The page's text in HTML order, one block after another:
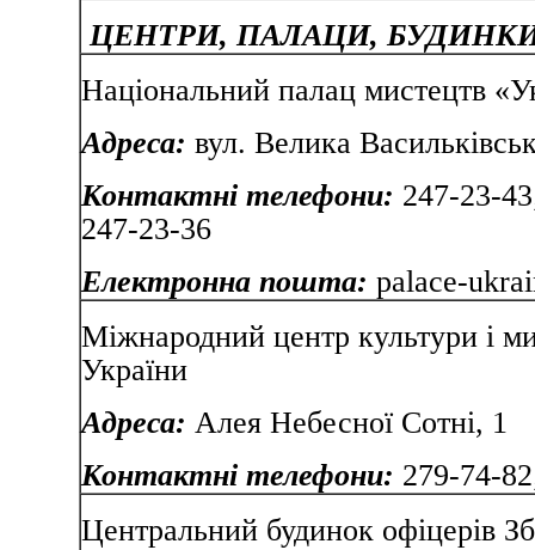
ЦЕНТРИ, ПАЛАЦИ,
Національний палац мистецтв
Адреса: вул. Велика
Контактні телефони: 247-23-
247-23-36
Електронна пошта: palace-
Міжнародний центр культури і
України
Адреса: Алея
Контактні телефони: 279-74-
Центральний будинок офіцерів